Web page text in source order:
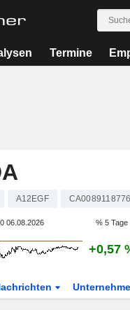
Termine
A12EGF CA0089118776
06.08.2026 % 5 Tage
+0,57